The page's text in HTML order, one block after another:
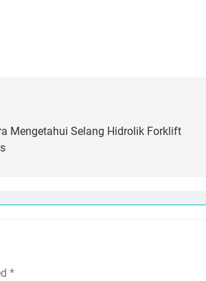
Mengetahui Selang Hidrolik Forklift
*